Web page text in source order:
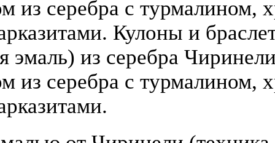
из серебра с турмалином,
Кулоны и
эмаль) из серебра
из серебра с турмалином,